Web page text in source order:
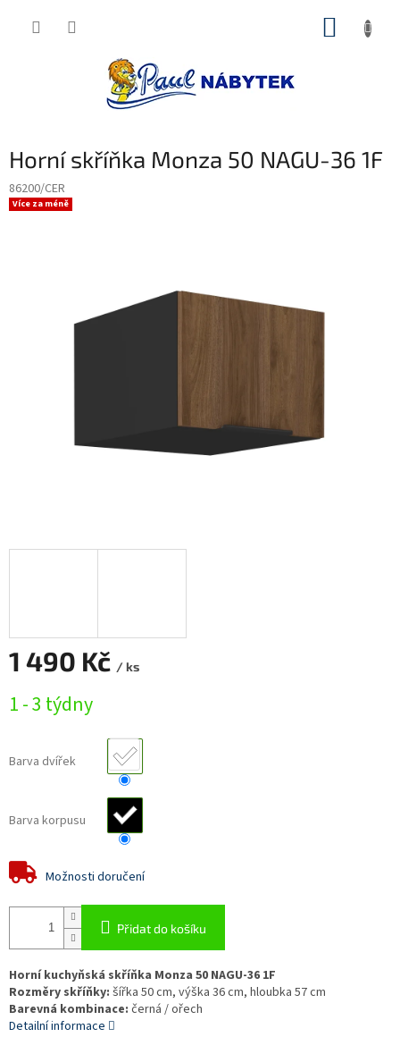
Horní skříňka Monza 50 NAGU-36 1F
86200/CER
Více za méně
1 490 Kč / ks
cena:
1 - 3 týdny
Barva dvířek
Barva korpusu
Možnosti doručení
Přidat do košíku
Horní kuchyňská skříňka Monza 50 NAGU-36 1F
Rozměry skříňky: šířka 50 cm, výška 36 cm, hloubka 57 cm
Barevná kombinace: černá / ořech
Detailní informace